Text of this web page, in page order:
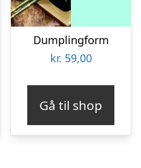
Dumplingform
kr. 59,00
Gå til shop